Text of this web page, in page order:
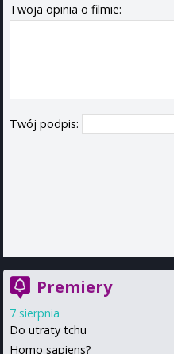
Twoja opinia o filmie:
Twój podpis:
Premiery
7 sierpnia
Do utraty tchu
Homo sapiens?